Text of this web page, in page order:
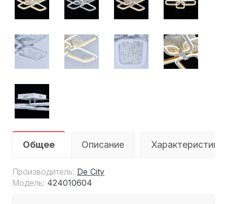
Общее Описание Характеристики
Производитель: De City
Модель: 424010604